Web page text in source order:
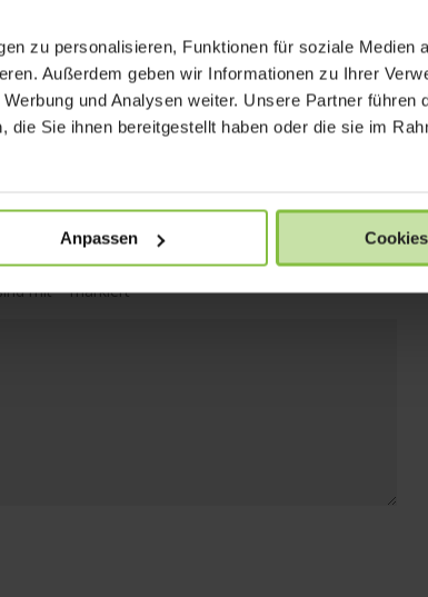
zu personalisieren, Funktionen für soziale Medien
Außerdem geben wir Informationen zu Ihrer
und Analysen weiter. Unsere Partner führen
Sie ihnen bereitgestellt haben oder die sie im
Anpassen
mit*markiert